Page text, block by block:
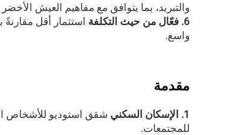
والتبريد، بما يتوافق مع مفاهيم العيش الأخضر
6. فعّال من حيث التكلفة
استثمار أقل مقارنةً
واسع.
مقدمة
1. الإسكان السكني
شقق استوديو للأشخاص
للمجتمعات.